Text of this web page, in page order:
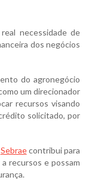
necessidade de
dos negócios
do agronegócio
um direcionador
recursos visando
solicitado, por
Sebraecontribui para
recursos e possam